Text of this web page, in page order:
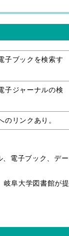
子ブックを検索す
子ジャーナルの検
リンクあり。
電子ブック、デー
岐阜大学図書館が提